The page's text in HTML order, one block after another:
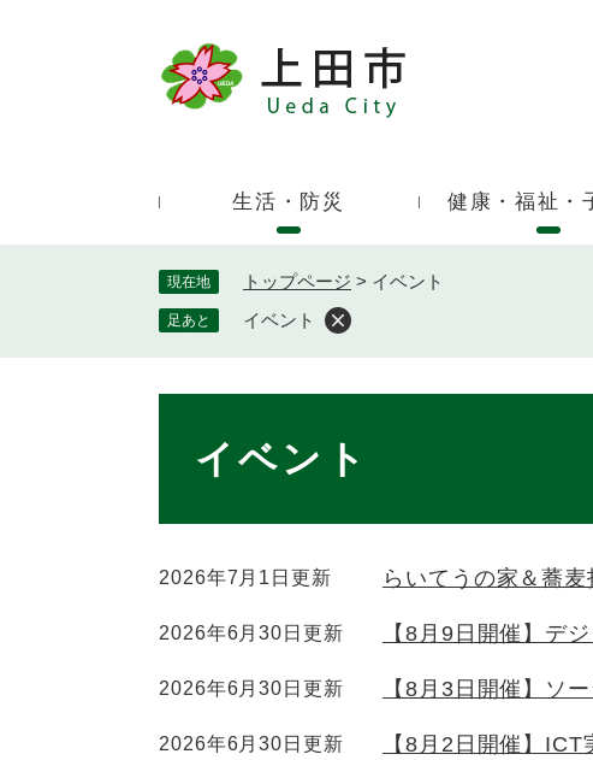
。
ド
生活・防災 健康・福祉・
現在地 トップページ > イベント
足あと イベント
イベント
2026年7月1日更新 らいてうの家＆蕎
2026年6月30日更新 【8月9日開催】デ
2026年6月30日更新 【8月3日開催】ソ
2026年6月30日更新
【8月2日開催】